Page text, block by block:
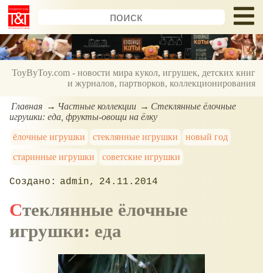
ToyByToy.com - новости мира кукол, игрушек, детских книг
и журналов, партворков, коллекционирования
Главная Частные коллекции
Стеклянные ёлочные
игрушки: еда, фрукты-овощи на ёлку
ёлочные игрушки
стеклянные игрушки
новый год
старинные игрушки
советские игрушки
admin 24.11.2014
Стеклянные ёлочные
игрушки: еда